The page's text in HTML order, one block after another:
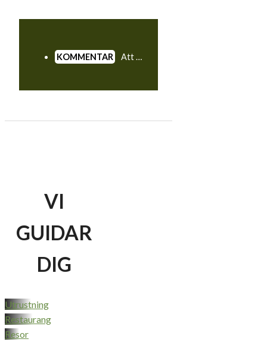
Att köpa golfutrustning kan vara en djungel för dig som inte orkat sätta sig in i alla tekniska termer. Här tittar vi närmare på termer som du kan stöta på när du ska köpa golfbollar.
VI
GUIDAR
DIG
Utrustning
Restaurang
Resor